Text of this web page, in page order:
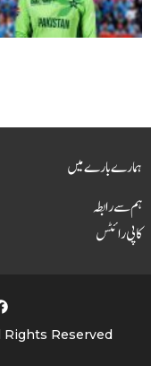
ہمارے بارے میں
ہم سے رابطہ
کاپی رائٹس
Rights Reserved